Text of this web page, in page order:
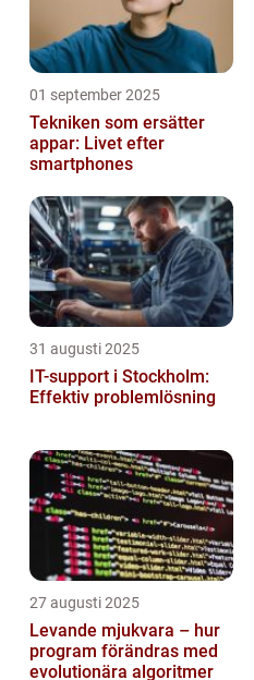
01 september 2025
Tekniken som ersätter
appar: Livet efter
smartphones
31 augusti 2025
IT-support i Stockholm:
Effektiv problemlösning
27 augusti 2025
Levande mjukvara – hur
program förändras med
evolutionära algoritmer